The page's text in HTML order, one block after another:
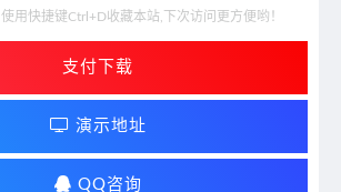
使用快捷键Ctrl+D收藏本站,下次访问更方便哟！
支付下载
演示地址
QQ咨询